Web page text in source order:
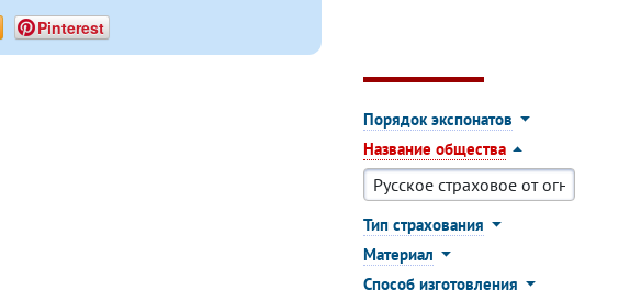
Pinterest
Порядок экспонатов
Название общества
Тип страхования
Материал
Способ изготовления